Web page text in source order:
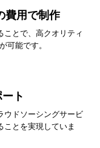
費用で制作
ことで、高クオリティ
可能です。
ト
ウドソーシングサービ
ことを実現していま